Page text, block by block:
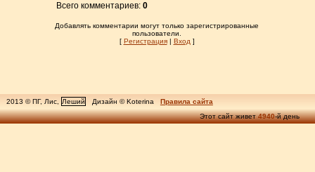
Всего комментариев:0
Добавлять комментарии могут только зарегистрированные
пользователи.
[ Регистрация| Вход ]
2013 © ПГ, Лис, Леший Дизайн © Koterina
Правила сайта
Этот сайт живет4940-й день